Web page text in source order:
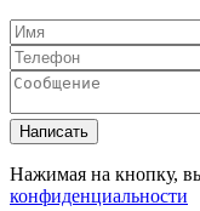
Написать
Нажимая на кнопку,
конфиденциальности